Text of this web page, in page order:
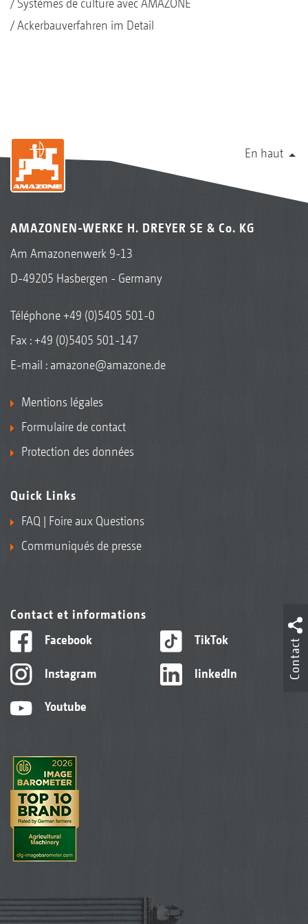
Systèmes de culture avec AMAZONE
Ackerbauverfahren im Detail
En haut
AMAZONEN-WERKE H. DREYER SE & Co. KG
Am Amazonenwerk 9-13
D-49205 Hasbergen - Germany
Téléphone+49 (0)5405 501-0
Fax : +49 (0)5405 501-147
E-mail : amazone@amazone.de
Mentions légales
Formulaire de contact
Protection des données
Quick Links
FAQ | Foire aux Questions
Communiqués de presse
Contact et informations
Facebook
Instagram
Youtube
TikTok
linkedIn Contact